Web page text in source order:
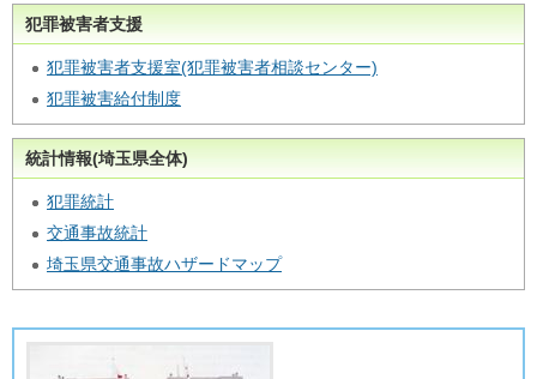
犯罪被害者支援
犯罪被害者支援室(犯罪被害者相談センター)
犯罪被害給付制度
統計情報(埼玉県全体)
犯罪統計
交通事故統計
埼玉県交通事故ハザードマップ